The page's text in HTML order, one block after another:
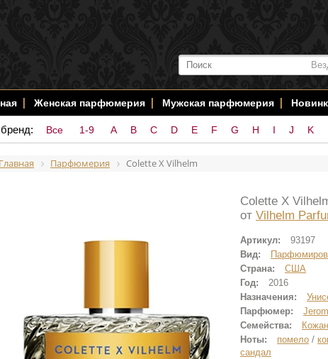
Женская парфюмерия Мужская парфюмерия
Все 1-9 A B C D E F G H I J K
Главная Парфюмерия Colette X Vilhelm
Colette X
от Vilhelm
Артикул:
93197
Вид:
Страна:
США
Год:
2016
Назначения:
Парфюмер:
Семейства:
Ноты:
помело /
сандал